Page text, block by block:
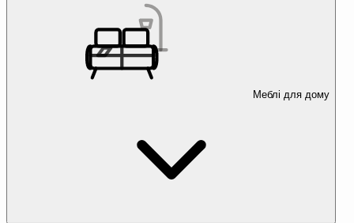
Меблі для дому